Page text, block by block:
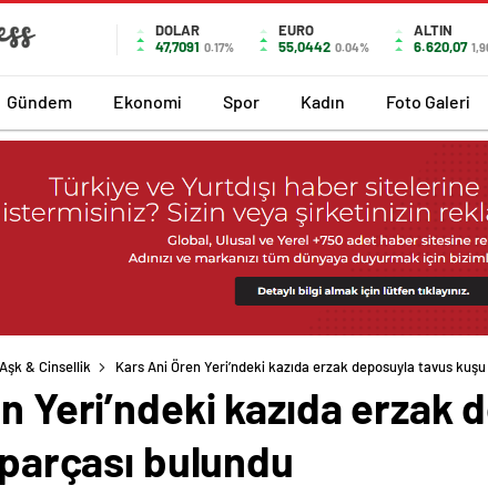
DOLAR
47,7091 0.17%
EURO
55,0442 0.04%
ALTIN
6.620,07
Gündem Ekonomi Spor Kadın Foto Galeri
Aşk & Cinsellik Kars Ani Ören Yeri’ndeki kazıda erzak deposuyla tavus
Yeri’ndeki kazıda erzak
bulundu